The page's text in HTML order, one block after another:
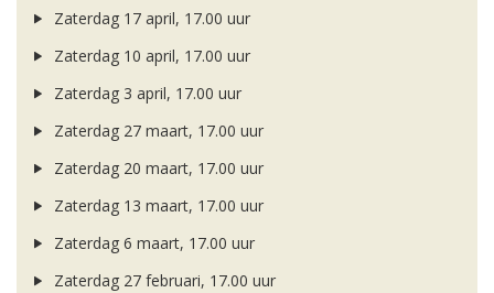
Zaterdag 17 april, 17.00 uur
Zaterdag 10 april, 17.00 uur
Zaterdag 3 april, 17.00 uur
Zaterdag 27 maart, 17.00 uur
Zaterdag 20 maart, 17.00 uur
Zaterdag 13 maart, 17.00 uur
Zaterdag 6 maart, 17.00 uur
Zaterdag 27 februari, 17.00 uur